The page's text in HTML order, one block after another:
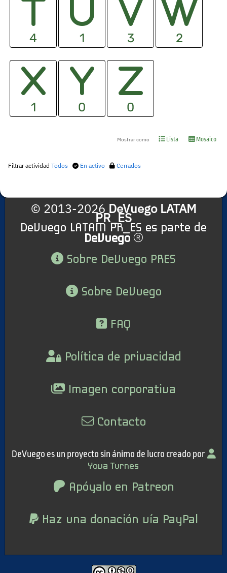
4 1 3 2
1 0 0
Mostrar como Lista Mosaico
Filtrar actividad Todos En activo Cerrados
© 2013-2026 DeVuego LATAM
PR_ES
DeVuego LATAM PR_ES es parte de
DeVuego
Sobre DeVuego PRES
Sobre DeVuego
FAQ
Política de privacidad
Imagen corporativa
Contacto
DeVuego es un proyecto sin ánimo de lucro creado por
Yova Turnes
Apóyalo en Patreon
Haz una donación vía PayPal